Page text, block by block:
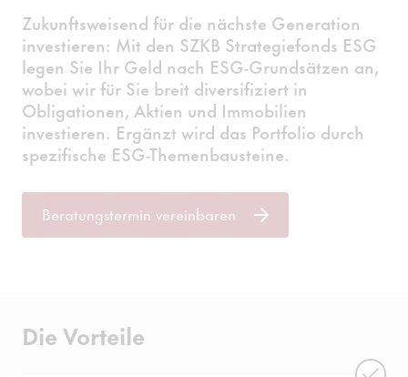
Zukunftsweisend für die nächste Generation
investieren: Mit den SZKB Strategiefonds ESG
legen Sie Ihr Geld nach ESG-Grundsätzen an,
wobei wir für Sie breit diversifiziert in
Obligationen, Aktien und Immobilien
investieren. Ergänzt wird das Portfolio durch
spezifische ESG-Themenbausteine.
Beratungstermin vereinbaren
Die Vorteile